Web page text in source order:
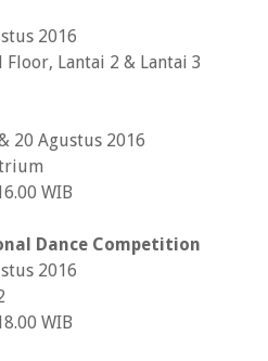
2016
Floor, Lantai 2 & Lantai 3
20 Agustus 2016
WIB
Dance Competition
2016
WIB